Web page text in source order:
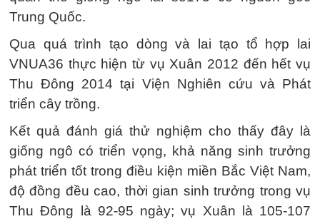
Trung Quốc.
Qua quá trình tạo dòng và lai tạo tổ hợp lai
VNUA36 thực hiện từ vụ Xuân 2012 đến hết vụ
Thu Đông 2014 tại Viện Nghiên cứu và Phát
triển cây trồng.
Kết quả đánh giá thử nghiệm cho thấy đây là
giống ngô có triển vọng, khả năng sinh trưởng
phát triển tốt trong điều kiện miền Bắc Việt Nam,
độ đồng đều cao, thời gian sinh trưởng trong vụ
Thu Đông là 92-95 ngày; vụ Xuân là 105-107